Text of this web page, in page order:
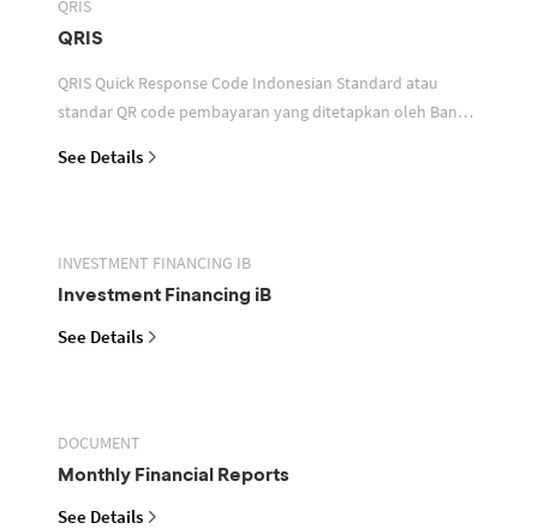
QRIS
QRIS
QRIS Quick Response Code Indonesian Standard atau
standar QR code pembayaran yang ditetapkan oleh Bank
See Details
INVESTMENT FINANCING IB
Investment Financing iB
See Details
DOCUMENT
Monthly Financial Reports
See Details